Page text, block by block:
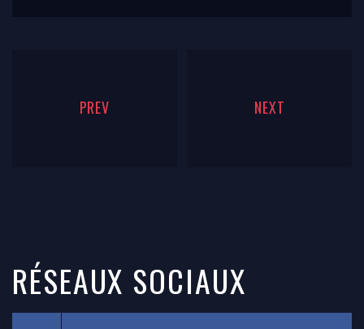
PREV NEXT
RÉSEAUX SOCIAUX